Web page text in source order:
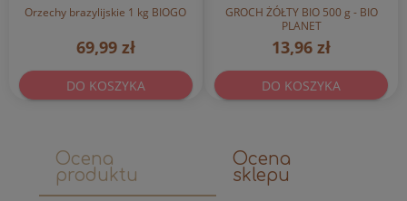
Orzechy brazylijskie 1 kg BIOGO
69,99 zł
DO KOSZYKA
GROCH ŻÓŁTY BIO 500 g - BIO
PLANET
13,96 zł
DO KOSZYKA
Ocena
produktu
Ocena
sklepu